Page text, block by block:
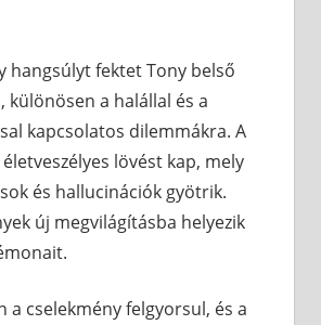
hangsúlyt fektet Tony belső
különösen a halállal és a
kapcsolatos dilemmákra. A
lövést kap, mely
és hallucinációk gyötrik.
új megvilágításba helyezik
a cselekmény felgyorsul, és a